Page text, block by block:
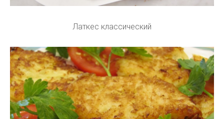
Латкес классический